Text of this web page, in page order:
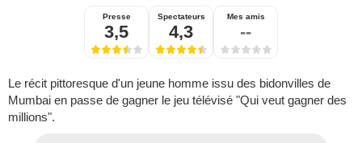
Presse
3,5
Spectateurs
4,3
Mes amis
--
Le récit pittoresque d'un jeune homme issu des bidonvilles de
Mumbai en passe de gagner le jeu télévisé "Qui veut gagner des
millions".